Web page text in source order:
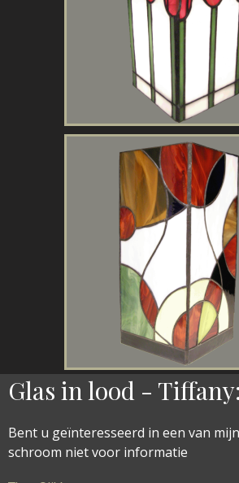
Glas in lood - Tiffany:
Bent u geïnteresseerd in een van
schroom niet voor informatie